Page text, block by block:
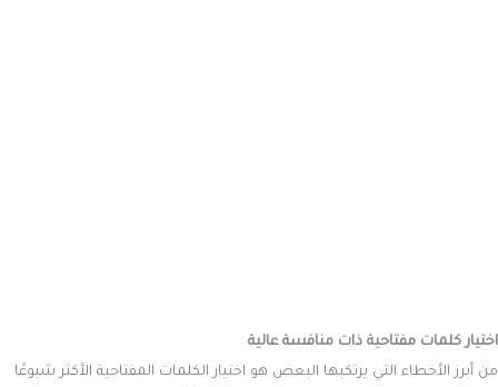
اختيار كلمات مفتاحية ذات منافسة عالية
من أبرز الأخطاء التي يرتكبها البعض هو اختيار الكلمات المفتاحية الأكثر شيوعًا